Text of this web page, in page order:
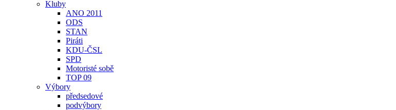
Kluby
ANO 2011
ODS
STAN
Piráti
KDU-ČSL
SPD
Motoristé sobě
TOP 09
Výbory
předsedové
podvýbory